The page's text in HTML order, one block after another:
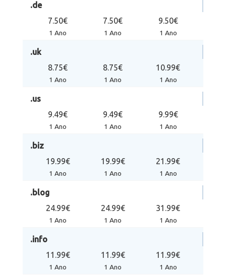
.de
7.50€
1 Ano
7.50€
1 Ano
9.50€
1 Ano
.uk
8.75€
1 Ano
8.75€
1 Ano
10.99€
1 Ano
.us
9.49€
1 Ano
9.49€
1 Ano
9.99€
1 Ano
.biz
19.99€
1 Ano
19.99€
1 Ano
21.99€
1 Ano
.blog
24.99€
1 Ano
24.99€
1 Ano
31.99€
1 Ano
.info
11.99€
1 Ano
11.99€
1 Ano
11.99€
1 Ano